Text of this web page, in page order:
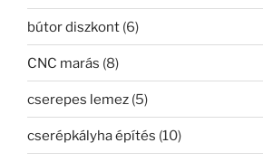
bútor diszkont (6)
CNC marás (8)
cserepes lemez (5)
cserépkályha építés (10)